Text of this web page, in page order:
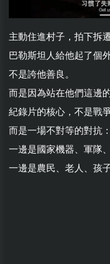
主動住進村子，拍下拆
巴勒斯坦人給他起了個
不是誇他善良。
而是因為站在他們這邊
紀錄片的核心，不是戰爭
而是一場不對等的對抗：
一邊是國家機器、軍隊、
一邊是農民、老人、孩子